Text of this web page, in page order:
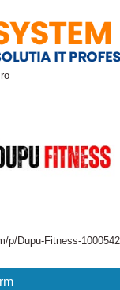
p/Dupu-Fitness-